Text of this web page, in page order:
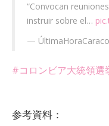
“Convocan
instruir sobre el…
—
#コロンビア大統領選
参考資料：